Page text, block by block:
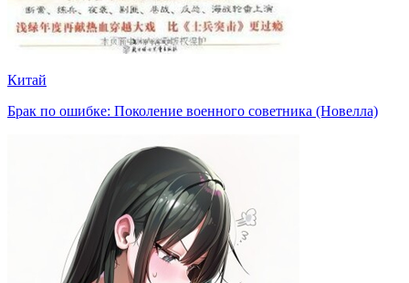
Китай
Брак по ошибке: Поколение военного советника (Новелла)